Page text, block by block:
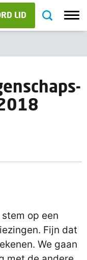
LID
op een
Fijn dat
We gaan